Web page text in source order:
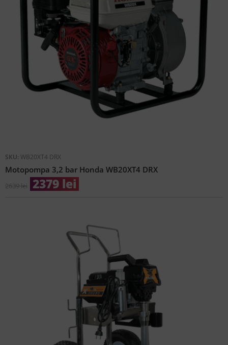
SKU: WB20XT4 DRX
Motopompa 3,2 bar Honda WB20XT4 DRX
2639lei 2379 lei